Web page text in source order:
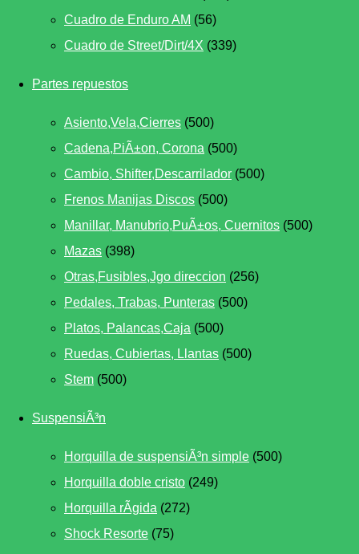
Cuadro de Enduro AM (56)
Cuadro de Street/Dirt/4X (339)
Partes repuestos
Asiento,Vela,Cierres (500)
Cadena,PiÃ±on, Corona (500)
Cambio, Shifter,Descarrilador (500)
Frenos Manijas Discos (500)
Manillar, Manubrio,PuÃ±os, Cuernitos (500)
Mazas (398)
Otras,Fusibles,Jgo direccion (256)
Pedales, Trabas, Punteras (500)
Platos, Palancas,Caja (500)
Ruedas, Cubiertas, Llantas (500)
Stem (500)
SuspensiÃ³n
Horquilla de suspensiÃ³n simple (500)
Horquilla doble cristo (249)
Horquilla rÃ­gida (272)
Shock Resorte (75)